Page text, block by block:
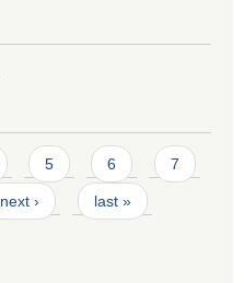
5 6 7
next › last »